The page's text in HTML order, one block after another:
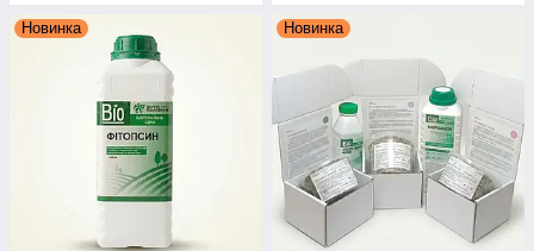
Новинка Новинка